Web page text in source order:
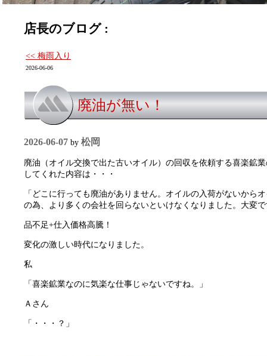
店長のブログ :
<< 梅雨入り
2026-06-06
廃油が無い！
2026-06-07 by 松岡
廃油（オイル交換で出た古いオイル）の回収を依頼する喜楽鉱
してくれた内容は・・・
「どこに行っても廃油がありません。オイルの入荷がないから
の為、より多くの会社を回らないといけなくなりました。大変
品不足+仕入価格高騰！
変化の激しい時代になりました。
私
「喜楽鉱業なのに気楽な仕事じゃないですね。」
Ａさん
「・・・？」